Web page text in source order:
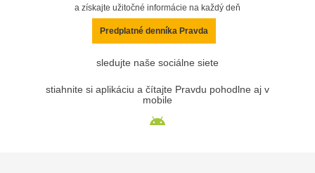
a získajte užitočné informácie na každý deň
Predplatné denníka Pravda
sledujte naše sociálne siete
stiahnite si aplikáciu a čítajte Pravdu pohodlne aj v
mobile